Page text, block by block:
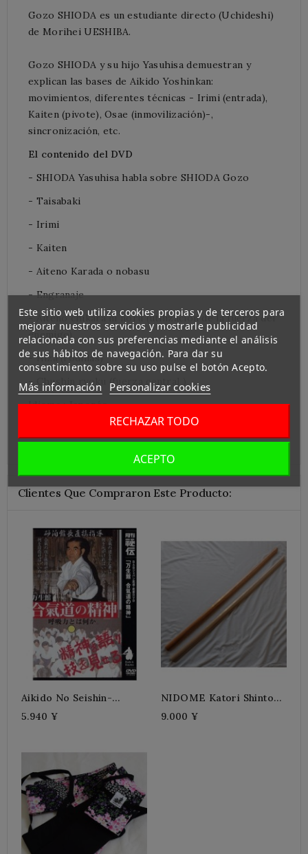
Gozo SHIODA es un estudiante directo (Uchideshi)
de Morihei UESHIBA.
Gozo SHIODA y su hijo Yasuhisa demuestran y
explican las bases de Aikido Yoshinkan:
movimientos, diferentes técnicas - Irimi (entrada),
Kaiten (pivote), Osae (inmovilización)-,
sincronización, etc.
El contenido del DVD
- SHIODA Yasuhisa habla sobre SHIODA Gozo
- Taisabaki
- Irimi
- Kaiten
- Aiteno Karada o nobasu
- Engranaje
- Aiteno chikara ni noru (utilización de la fuerza del
enemigo)
- Hiza (rodillas)
- Chushin ryoku (fuerza central )
Idioma : Japonés
Clientes Que Compraron Este Producto:
Aikido No Seishin-
5.940 ¥
NIDOME Katori Shinto
9.000 ¥
Este sitio web utiliza cookies propias y de terceros para
mejorar nuestros servicios y mostrarle publicidad
relacionada con sus preferencias mediante el análisis
de sus hábitos de navegación. Para dar su
consentimiento sobre su uso pulse el botón Acepto.
Más información Personalizar cookies
RECHAZAR TODO
ACEPTO